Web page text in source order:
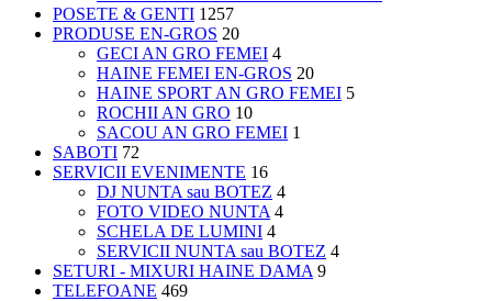
POSETE & GENTI 1257
PRODUSE EN-GROS 20
GECI AN GRO FEMEI 4
HAINE FEMEI EN-GROS 20
HAINE SPORT AN GRO FEMEI 5
ROCHII AN GRO 10
SACOU AN GRO FEMEI 1
SABOTI 72
SERVICII EVENIMENTE 16
DJ NUNTA sau BOTEZ 4
FOTO VIDEO NUNTA 4
SCHELA DE LUMINI 4
SERVICII NUNTA sau BOTEZ 4
SETURI - MIXURI HAINE DAMA 9
TELEFOANE 469